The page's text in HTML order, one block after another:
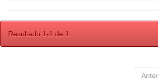
Resultado 1-1 de 1.